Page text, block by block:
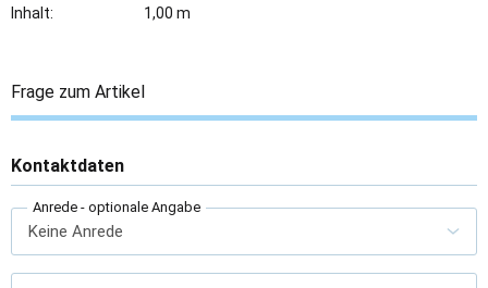
Inhalt:
1,00 m
Frage zum Artikel
Kontaktdaten
Anrede - optionale Angabe